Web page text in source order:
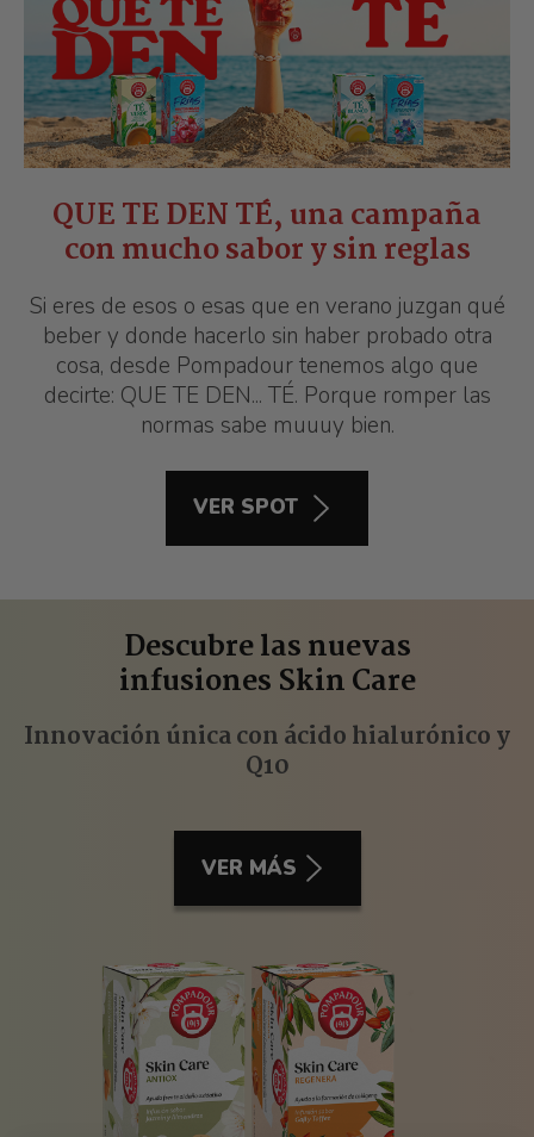
QUE TE DEN TÉ, una campaña
con mucho sabor y sin reglas
Si eres de esos o esas que en verano juzgan qué
beber y donde hacerlo sin haber probado otra
cosa, desde Pompadour tenemos algo que
decirte: QUE TE DEN... TÉ. Porque romper las
normas sabe muuuy bien.
VER SPOT
Descubre las nuevas
infusiones Skin Care
Innovación única con ácido hialurónico y
Q10
VER MÁS